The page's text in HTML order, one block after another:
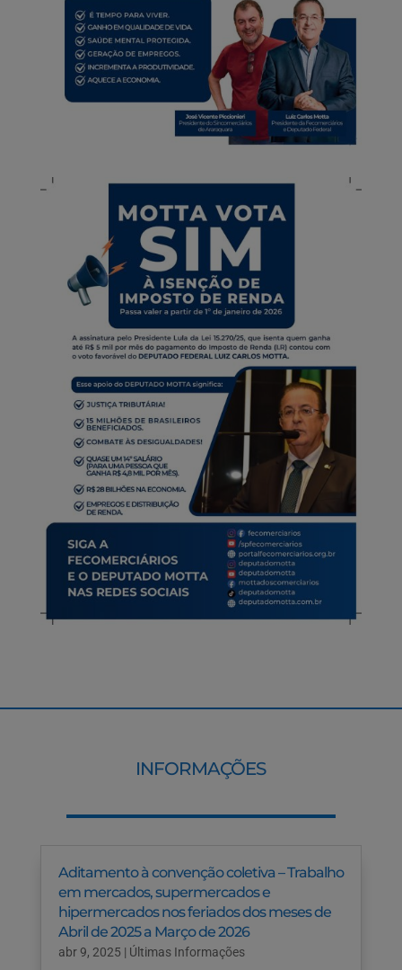
INFORMAÇÕES
Aditamento à convenção coletiva – Trabalho
em mercados, supermercados e
hipermercados nos feriados dos meses de
Abril de 2025 a Março de 2026
abr 9, 2025 | Últimas Informações